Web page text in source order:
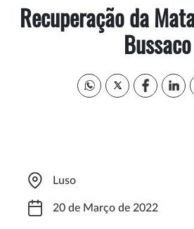
Recuperação da
Bussaco
Luso
20 de Março de 2022